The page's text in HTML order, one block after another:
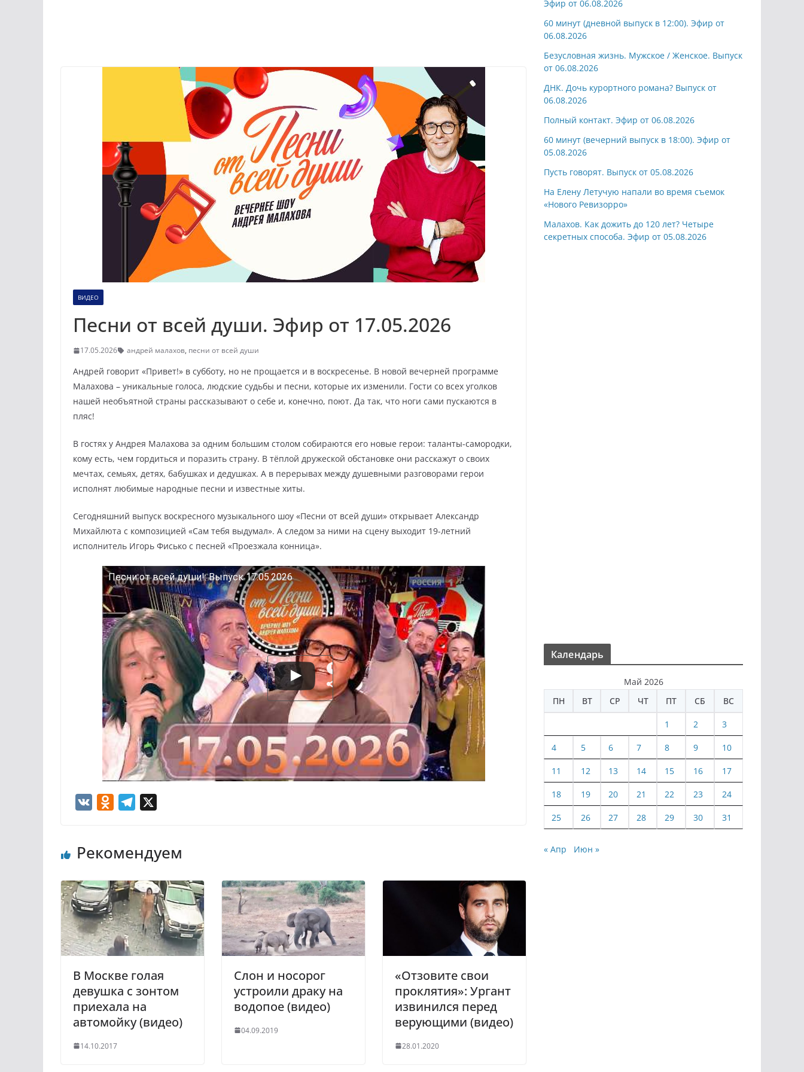
ВИДЕО
Песни от всей души. Эфир от 17.05.2026
17.05.2026 андрей малахов, песни от всей души
Андрей говорит «Привет!» в субботу, но не прощается и в воскресенье. В новой вечерней программе
Малахова – уникальные голоса, людские судьбы и песни, которые их изменили. Гости со всех уголков
нашей необъятной страны рассказывают о себе и, конечно, поют. Да так, что ноги сами пускаются в
пляс!
В гостях у Андрея Малахова за одним большим столом собираются его новые герои: таланты-самородки,
кому есть, чем гордиться и поразить страну. В тёплой дружеской обстановке они расскажут о своих
мечтах, семьях, детях, бабушках и дедушках. А в перерывах между душевными разговорами герои
исполнят любимые народные песни и известные хиты.
Сегодняшний выпуск воскресного музыкального шоу «Песни от всей души» открывает Александр
Михайлюта с композицией «Сам тебя выдумал». А следом за ними на сцену выходит 19-летний
исполнитель Игорь Фисько с песней «Проезжала конница».
Песни от всей души!: Выпуск 17.05.2026
o
l
a
s
s
n
k
i
e
r
a
m
Рекомендуем
В Москве голая
девушка с зонтом
приехала на
автомойку (видео)
14.10.2017
Слон и носорог
устроили драку на
водопое (видео)
04.09.2019
«Отзовите свои
проклятия»: Ургант
извинился перед
верующими (видео)
28.01.2020
Эфир от 06.08.2026
60 минут (дневной выпуск в 12:00). Эфир от
06.08.2026
Безусловная жизнь. Мужское / Женское. Выпуск
от 06.08.2026
ДНК. Дочь курортного романа? Выпуск от
06.08.2026
Полный контакт. Эфир от 06.08.2026
60 минут (вечерний выпуск в 18:00). Эфир от
05.08.2026
Пусть говорят. Выпуск от 05.08.2026
На Елену Летучую напали во время съемок
«Нового Ревизорро»
Малахов. Как дожить до 120 лет? Четыре
секретных способа. Эфир от 05.08.2026
Календарь
Май 2026
ПН
ВТ СР ЧТ ПТ СБ ВС
1 2 3
4 5 6 7 8 9 10
11 12 13 14 15 16 17
18 19 20 21 22 23 24
25 26 27 28 29 30 31
« Апр Июн »